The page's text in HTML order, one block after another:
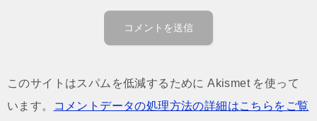
このサイトはスパムを低減するために Akismet を使って
います。
コメントデータの処理方法の詳細はこちらをご覧